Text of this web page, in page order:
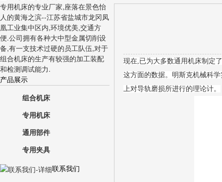
产品展示
组合机床
专用机床
通用部件
专用夹具
联系我们
现在,已为大多数通用机床制定
这方面的数据。明斯克机械科
上对导轨磨损所进行的理论计。